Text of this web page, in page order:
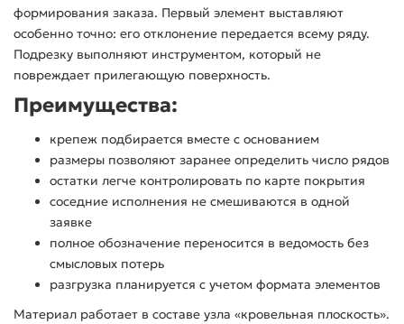
формирования заказа. Первый элемент выставляют
особенно точно: его отклонение передается всему ряду.
Подрезку выполняют инструментом, который не
повреждает прилегающую поверхность.
Преимущества:
крепеж подбирается вместе с основанием
размеры позволяют заранее определить число рядов
остатки легче контролировать по карте покрытия
соседние исполнения не смешиваются в одной
заявке
полное обозначение переносится в ведомость без
смысловых потерь
разгрузка планируется с учетом формата элементов
Материал работает в составе узла «кровельная плоскость».